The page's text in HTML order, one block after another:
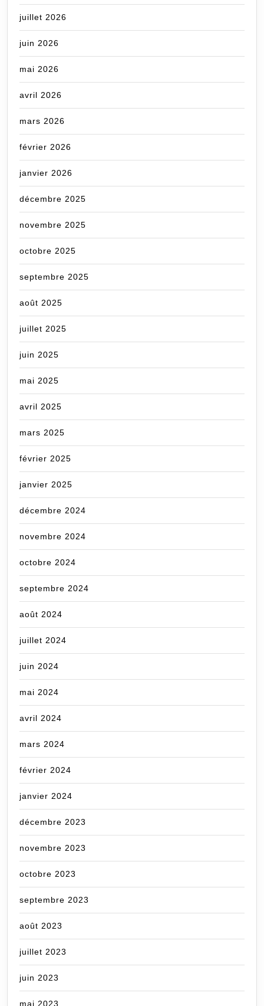
juillet 2026
juin 2026
mai 2026
avril 2026
mars 2026
février 2026
janvier 2026
décembre 2025
novembre 2025
octobre 2025
septembre 2025
août 2025
juillet 2025
juin 2025
mai 2025
avril 2025
mars 2025
février 2025
janvier 2025
décembre 2024
novembre 2024
octobre 2024
septembre 2024
août 2024
juillet 2024
juin 2024
mai 2024
avril 2024
mars 2024
février 2024
janvier 2024
décembre 2023
novembre 2023
octobre 2023
septembre 2023
août 2023
juillet 2023
juin 2023
mai 2023